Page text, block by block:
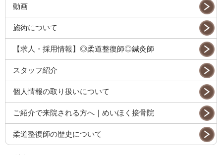
動画
施術について
【求人・採用情報】◎柔道整復師◎鍼灸師
スタッフ紹介
個人情報の取り扱いについて
ご紹介で来院される方へ｜めいほく接骨院
柔道整復師の歴史について